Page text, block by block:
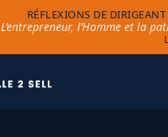
RÉFLEXIONS DE DIRIGEANT
L’entrepreneur, l’Homme et la